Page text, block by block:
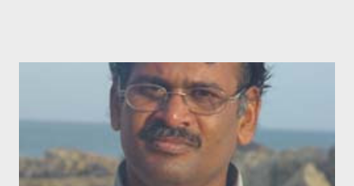
அதிகமாக்கும். கொல்லாது. ஒரு கனவை மீட்டெடுப்பதன் நோக்கம்
என்னவாக இருக்கும்? கவிதையின் அரூப இயக்கத்தை பொதுவயமாக
வடிக்க முயல்வதும் அதற்கே. கோயில் கருவறையின்
மென்வெளிச்சத்தில் நுண்பேசியின் படக்கருவியை இயக்கி சாத்தி
வைத்து விட்டு இயக்கத்தை அறிவோம். அறிதல் அபச்சாரமில்லை.